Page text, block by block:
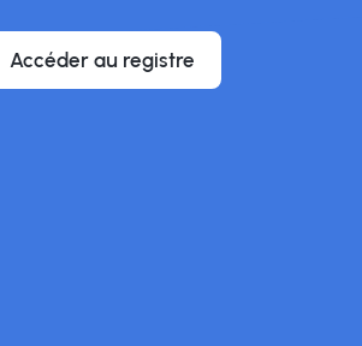
Accéder au registre